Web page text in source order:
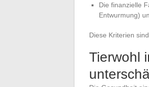
Die finanzielle
Entwurmung)
Diese Kriterien
Tierwohl